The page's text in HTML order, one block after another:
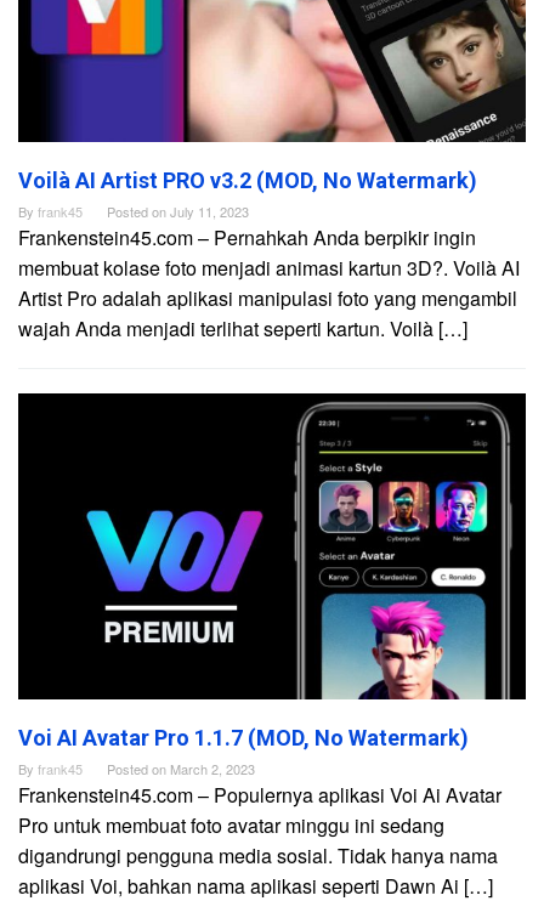
Voilà AI Artist PRO v3.2 (MOD, No Watermark)
By frank45 Posted onJuly 11, 2023
Frankenstein45.com – Pernahkah Anda berpikir ingin
membuat kolase foto menjadi animasi kartun 3D?. Voilà AI
Artist Pro adalah aplikasi manipulasi foto yang mengambil
wajah Anda menjadi terlihat seperti kartun. Voilà […]
Voi AI Avatar Pro 1.1.7 (MOD, No Watermark)
By frank45 Posted on March 2, 2023
Frankenstein45.com – Populernya aplikasi Voi Ai Avatar
Pro untuk membuat foto avatar minggu ini sedang
digandrungi pengguna media sosial. Tidak hanya nama
aplikasi Voi, bahkan nama aplikasi seperti Dawn Ai […]